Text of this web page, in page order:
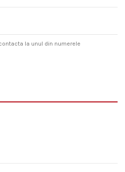
la unul din numerele